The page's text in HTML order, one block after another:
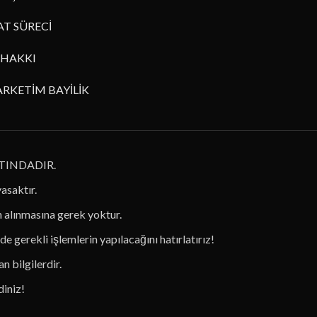
SÜRECİ
BAYİLİK
gerek yoktur.
gerekli işlemlerin yapılacağını hatırlatırız!
bilgilerdir.